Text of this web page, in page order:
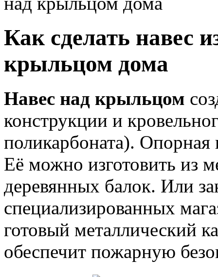
Как сделать навес
крыльцом дома
Навес над крыльцом
конструкции и
поликарбоната). Опорная
Её можно изготовить из
деревянных балок. Или
специализированных
готовый металлический
обеспечит пожарную